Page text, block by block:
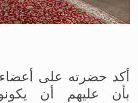
أكد حضرته على أعضاء
بأن عليهم أن